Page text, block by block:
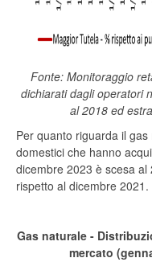
Fonte: Monitoraggio
dichiarati dagli operatori
al 2018 ed
Per quanto riguarda il
domestici che hanno
dicembre 2023 è scesa
rispetto al dicembre 2021.
Gas naturale -
mercato